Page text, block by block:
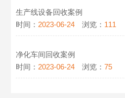
生产线设备回收案例
时间： 2023-06-24 浏览： 111
净化车间回收案例
时间： 2023-06-24 浏览：75